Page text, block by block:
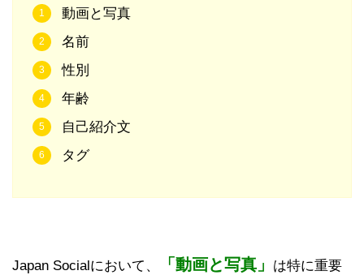
動画と写真
名前
性別
年齢
自己紹介文
タグ
Japan Socialにおいて、 「動画と写真」
は特に重要